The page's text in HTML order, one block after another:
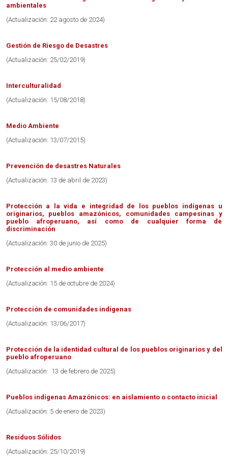
ambientales
(Actualización: 22 agosto de 2024)
Gestión de Riesgo de Desastres
(Actualización: 25/02/2019)
Interculturalidad
(Actualización: 15/08/2018)
Medio Ambiente
(Actualización: 13/07/2015)
Prevención de desastres Naturales
(Actualización: 13 de abril de 2023)
Protección a la vida e integridad de los pueblos indígenas u
originarios, pueblos amazónicos, comunidades campesinas y
pueblo afroperuano, así como de cualquier forma de
discriminación
(Actualización: 30 de junio de 2025)
Protección al medio ambiente
(Actualización: 15 de octubre de 2024)
Protección de comunidades indígenas
(Actualización: 13/06/2017)
Protección de la identidad cultural de los pueblos originarios y del
pueblo afroperuano
(Actualización: 13 de febrero de 2025)
Pueblos indígenas Amazónicos: en aislamiento o contacto inicial
(Actualización: 5 de enero de 2023)
Residuos Sólidos
(Actualización: 25/10/2019)